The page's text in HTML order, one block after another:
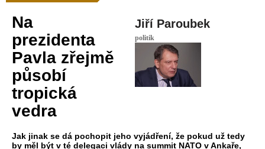
Jiří Paroubek
politik
Na
prezidenta
Pavla zřejmě
působí
tropická
vedra
Jak jinak se dá pochopit jeho vyjádření, že pokud už tedy
by měl být v té delegaci vlády na summit NATO v Ankaře,